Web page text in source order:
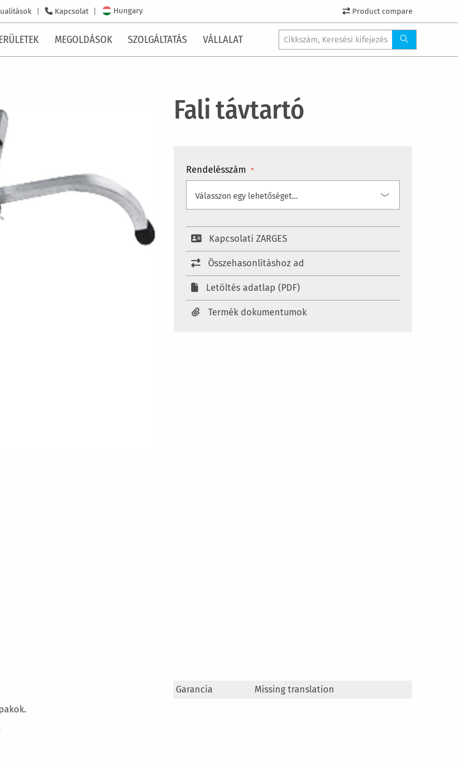
Kapcsolat Hungary Product compare
MEGOLDÁSOK SZOLGÁLTATÁS VÁLLALAT
Fali távtartó
Rendelésszám
Kapcsolati ZARGES
Összehasonlításhoz ad
Letöltés adatlap (PDF)
Termék dokumentumok
További
Garancia Missing translation